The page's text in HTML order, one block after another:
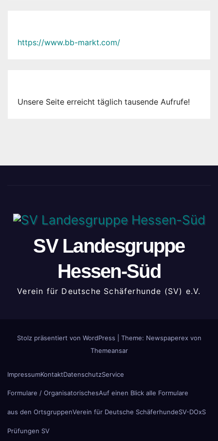
https://www.bb-markt.com/
Unsere Seite erreicht täglich tausende Aufrufe!
SV Landesgruppe
Hessen-Süd
Verein für Deutsche Schäferhunde (SV) e.V.
Stolz präsentiert von WordPress
Theme: Newspaperex von
Themeansar
ImpressumKontaktDatenschutzService
Formulare / OrganisatorischesAuf einen Blick alle Formulare
aus den OrtsgruppenVerein für Deutsche SchäferhundeSV-DOxS
Prüfungen SV